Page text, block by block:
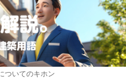
ついてのキホン